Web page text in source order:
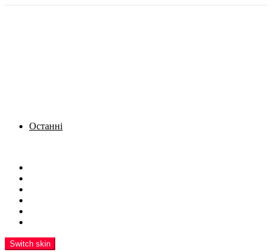
Останні
Switch skin